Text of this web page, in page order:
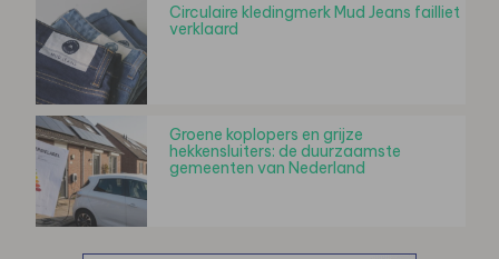
Circulaire kledingmerk Mud Jeans failliet
verklaard
Groene koplopers en grijze
hekkensluiters: de duurzaamste
gemeenten van Nederland